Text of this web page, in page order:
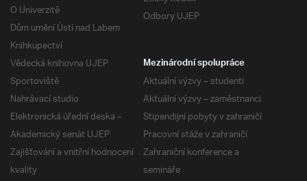
Odbory UJEP
O Univerzitě
Dům umění Ústí nad Labem
Knihkupectví
Vědecká knihovna UJEP
Sportoviště
Nahrávací studio
Elektronická úřední deska –
Akademický senát UJEP
Zajišťování a vnitřní hodnocení
kvality
Mezinárodní spolupráce
Aktuální výzvy – studenti
Aktuální výzvy – zaměstnanci
Stipendijní pobyty v zahraničí
Pracovní stáže v zahraničí
Zahraniční konference a
semináře